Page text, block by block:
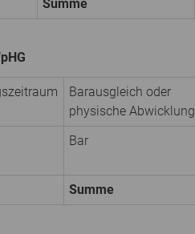
Summe
Barausgleich oder
physische Abwicklung
Bar
Summe